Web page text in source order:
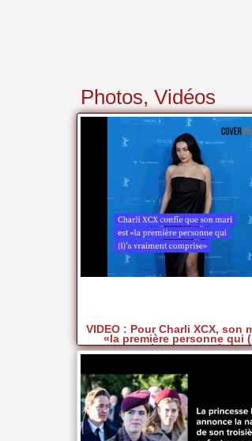
Photos, Vidéos
VIDEO : Pour Charli XCX, son
«la première personne qui
vraiment comprise»